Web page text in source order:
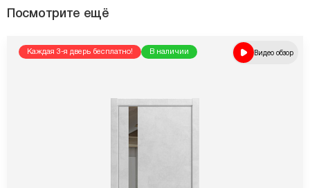
Посмотрите ещё
Каждая 3-я дверь бесплатно! В наличии Видео обзор